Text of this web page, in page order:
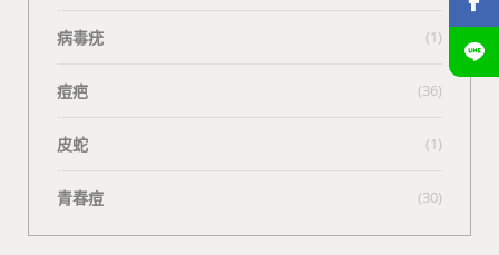
病毒疣 (1)
痘疤 (36)
皮蛇 (1)
青春痘 (30)